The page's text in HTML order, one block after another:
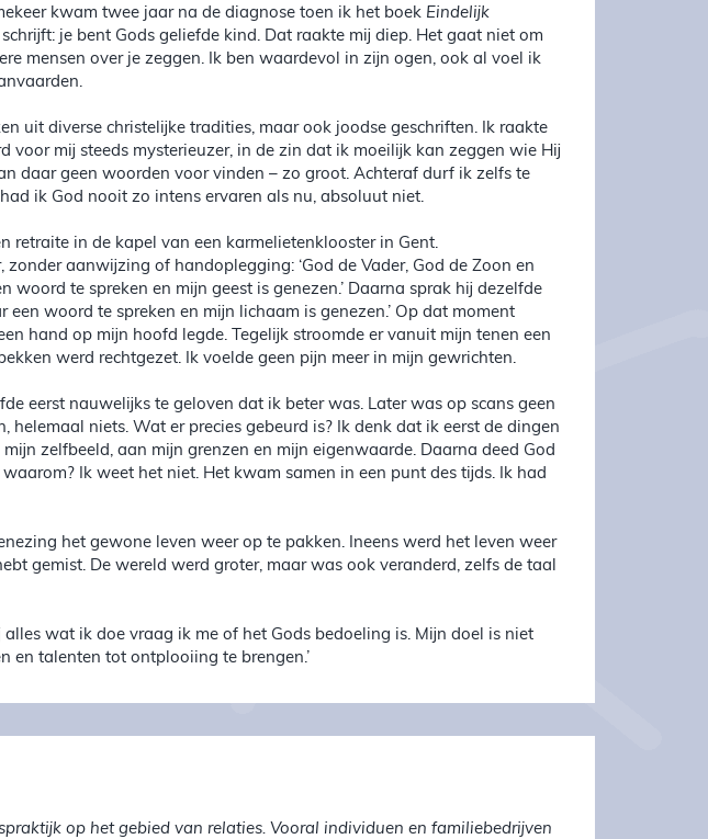
kwam twee jaar na de diagnose toen ik het boek Eindelijk
je bent Gods geliefde kind. Dat raakte mij diep. Het gaat niet om
mensen over je zeggen. Ik ben waardevol in zijn ogen, ook al voel ik
uit diverse christelijke tradities, maar ook joodse geschriften. Ik raakte
voor mij steeds mysterieuzer, in de zin dat ik moeilijk kan zeggen wie Hij
daar geen woorden voor vinden – zo groot. Achteraf durf ik zelfs te
ik God nooit zo intens ervaren als nu, absoluut niet.
retraite in de kapel van een karmelietenklooster in Gent.
zonder aanwijzing of handoplegging: ‘God de Vader, God de Zoon en
woord te spreken en mijn geest is genezen.’ Daarna sprak hij dezelfde
een woord te spreken en mijn lichaam is genezen.’ Op dat moment
hand op mijn hoofd legde. Tegelijk stroomde er vanuit mijn tenen een
werd rechtgezet. Ik voelde geen pijn meer in mijn gewrichten.
eerst nauwelijks te geloven dat ik beter was. Later was op scans geen
helemaal niets. Wat er precies gebeurd is? Ik denk dat ik eerst de dingen
zelfbeeld, aan mijn grenzen en mijn eigenwaarde. Daarna deed God
Ik weet het niet. Het kwam samen in een punt des tijds. Ik had
het gewone leven weer op te pakken. Ineens werd het leven weer
gemist. De wereld werd groter, maar was ook veranderd, zelfs de taal
wat ik doe vraag ik me of het Gods bedoeling is. Mijn doel is niet
en talenten tot ontplooiing te brengen.’
op het gebied van relaties. Vooral individuen en familiebedrijven